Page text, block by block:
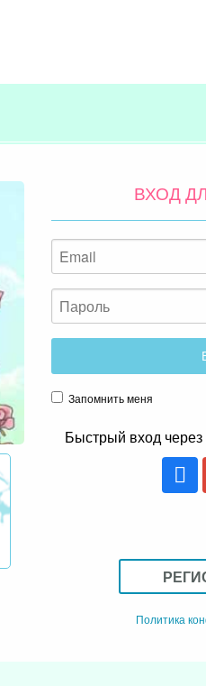
ВХОД
Запомнить меня
Быстрый вход
Политика